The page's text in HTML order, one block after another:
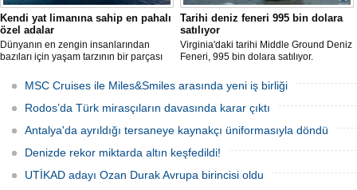
Kendi yat limanına sahip en pahalı
özel adalar
Dünyanın en zengin insanlarından
bazıları için yaşam tarzının bir parçası
zamanda kendi yat limanı, helikopter
pisti ve seçkin villaları da içeren koca bir
özel adadır.
Tarihi deniz feneri 995 bin dolara
satılıyor
Virginia'daki tarihi Middle Ground Deniz
Feneri, 995 bin dolara satılıyor.
üretebilen bir yaşam alanına
dönüştürüldü.
MSC Cruises ile Miles&Smiles arasında yeni iş birliği
Rodos’da Türk mirasçıların davasında karar çıktı
Antalya'da ayrıldığı tersaneye kaynakçı üniformasıyla döndü
Denizde rekor miktarda altın keşfedildi!
UTİKAD adayı Ozan Durak Avrupa birincisi oldu